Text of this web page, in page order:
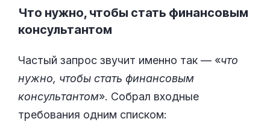
Что нужно, чтобы стать финансовым
консультантом
Частый запрос звучит именно так — «что
нужно, чтобы стать финансовым
консультантом». Собрал входные
требования одним списком: